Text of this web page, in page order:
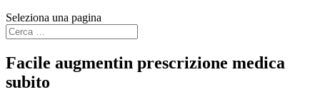
Seleziona una pagina
Facile augmentin prescrizione medica
subito